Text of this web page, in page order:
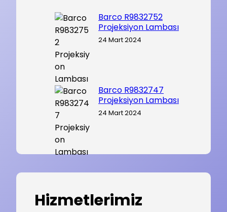
Barco R9832752
Projeksiyon Lambası
24 Mart 2024
Barco R9832747
Projeksiyon Lambası
24 Mart 2024
Hizmetlerimiz